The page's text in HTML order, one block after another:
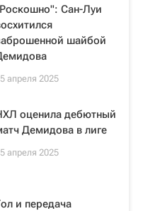
Сан-Луи
шайбой
апреля 2025
оценила дебютный
Демидова в лиге
апреля 2025
и передача